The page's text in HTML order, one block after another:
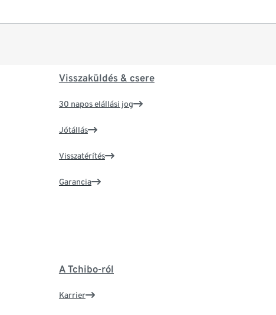
Visszaküldés & csere
30 napos elállási jog
Jótállás
Visszatérítés
Garancia
A Tchibo-ról
Karrier